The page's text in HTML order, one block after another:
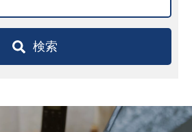
検索